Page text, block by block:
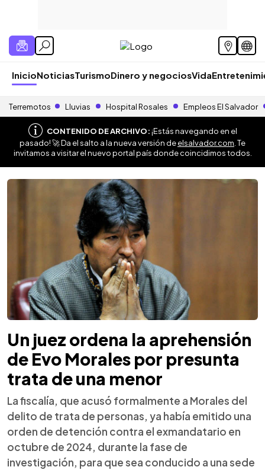
InicioNoticiasTurismoDinero y negociosVida
Terremotos Lluvias Hospital Rosales Empleos El Salvador
CONTENIDO DE ARCHIVO:¡Estás navegando en el
pasado! 🚀 Da el salto a la nueva versión deelsalvador.com . Te
invitamos a visitar el nuevo portal país donde coincidimos todos.
Un juez ordena la aprehensión
de Evo Morales por presunta
trata de una menor
La fiscalía, que acusó formalmente a Morales del
delito de trata de personas, ya había emitido una
orden de detención contra el exmandatario en
octubre de 2024, durante la fase de
investigación, para que sea conducido a una sede